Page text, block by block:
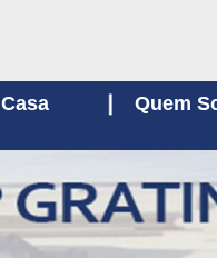
Casa Quem